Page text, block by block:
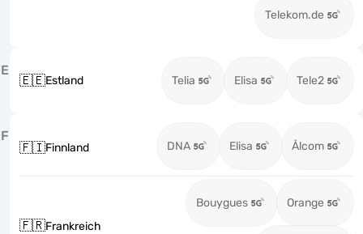
Telekom.de
E
🇪🇪Estland Telia Elisa Tele2
F
🇫🇮Finnland DNA Elisa Ålcom
🇫🇷Frankreich
Bouygues Orange